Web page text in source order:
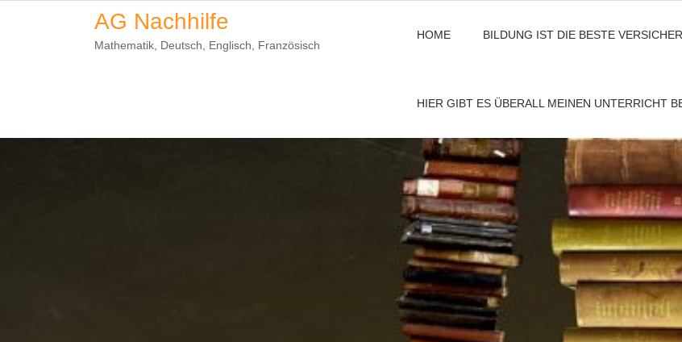
AG Nachhilfe
Mathematik, Deutsch, Englisch, Französisch
HOME BILDUNG IST DIE BESTE
HIER GIBT ES ÜBERALL MEINEN UNTERRICHT